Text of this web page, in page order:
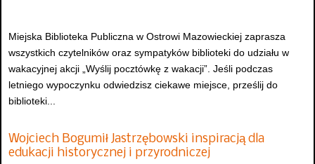
Miejska Biblioteka Publiczna w Ostrowi Mazowieckiej zaprasza
wszystkich czytelników oraz sympatyków biblioteki do udziału w
wakacyjnej akcji „Wyślij pocztówkę z wakacji”. Jeśli podczas
letniego wypoczynku odwiedzisz ciekawe miejsce, prześlij do
biblioteki...
Wojciech Bogumił Jastrzębowski inspiracją dla
edukacji historycznej i przyrodniczej